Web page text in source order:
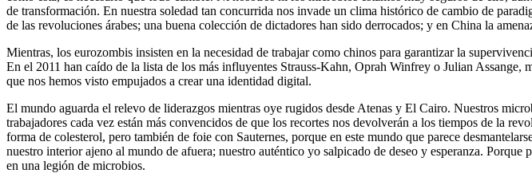
de transformación. En nuestra soledad tan concurrida nos invade un clima histórico de cambio de
de las revoluciones árabes; una buena colección de dictadores han sido derrocados; y en China la
Mientras, los eurozombis insisten en la necesidad de trabajar como chinos para garantizar la
En el 2011 han caído de la lista de los más influyentes Strauss-Kahn, Oprah Winfrey o Julian
que nos hemos visto empujados a crear una identidad digital.
El mundo aguarda el relevo de liderazgos mientras oye rugidos desde Atenas y El Cairo. Nuestros
trabajadores cada vez están más convencidos de que los recortes nos devolverán a los tiempos de la
forma de colesterol, pero también de foie con Sauternes, porque en este mundo que parece
nuestro interior ajeno al mundo de afuera; nuestro auténtico yo salpicado de deseo y esperanza.
en una legión de microbios.